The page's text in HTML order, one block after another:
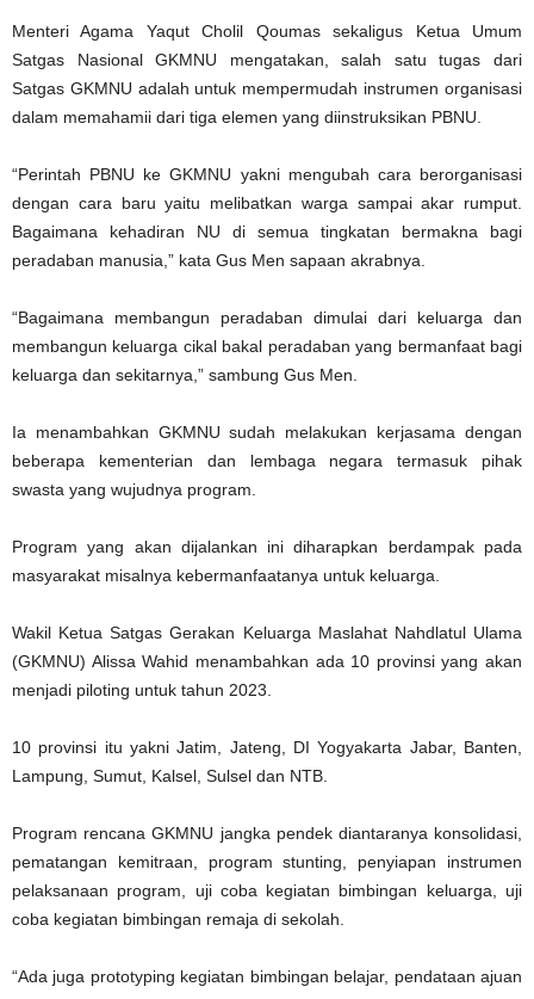
Menteri Agama Yaqut Cholil Qoumas sekaligus Ketua Umum
Satgas Nasional GKMNU mengatakan, salah satu tugas dari
Satgas GKMNU adalah untuk mempermudah instrumen organisasi
dalam memahamii dari tiga elemen yang diinstruksikan PBNU.
“Perintah PBNU ke GKMNU yakni mengubah cara berorganisasi
dengan cara baru yaitu melibatkan warga sampai akar rumput.
Bagaimana kehadiran NU di semua tingkatan bermakna bagi
peradaban manusia,” kata Gus Men sapaan akrabnya.
“Bagaimana membangun peradaban dimulai dari keluarga dan
membangun keluarga cikal bakal peradaban yang bermanfaat bagi
keluarga dan sekitarnya,” sambung Gus Men.
Ia menambahkan GKMNU sudah melakukan kerjasama dengan
beberapa kementerian dan lembaga negara termasuk pihak
swasta yang wujudnya program.
Program yang akan dijalankan ini diharapkan berdampak pada
masyarakat misalnya kebermanfaatanya untuk keluarga.
Wakil Ketua Satgas Gerakan Keluarga Maslahat Nahdlatul Ulama
(GKMNU) Alissa Wahid menambahkan ada 10 provinsi yang akan
menjadi piloting untuk tahun 2023.
10 provinsi itu yakni Jatim, Jateng, DI Yogyakarta Jabar, Banten,
Lampung, Sumut, Kalsel, Sulsel dan NTB.
Program rencana GKMNU jangka pendek diantaranya konsolidasi,
pematangan kemitraan, program stunting, penyiapan instrumen
pelaksanaan program, uji coba kegiatan bimbingan keluarga, uji
coba kegiatan bimbingan remaja di sekolah.
“Ada juga prototyping kegiatan bimbingan belajar, pendataan ajuan